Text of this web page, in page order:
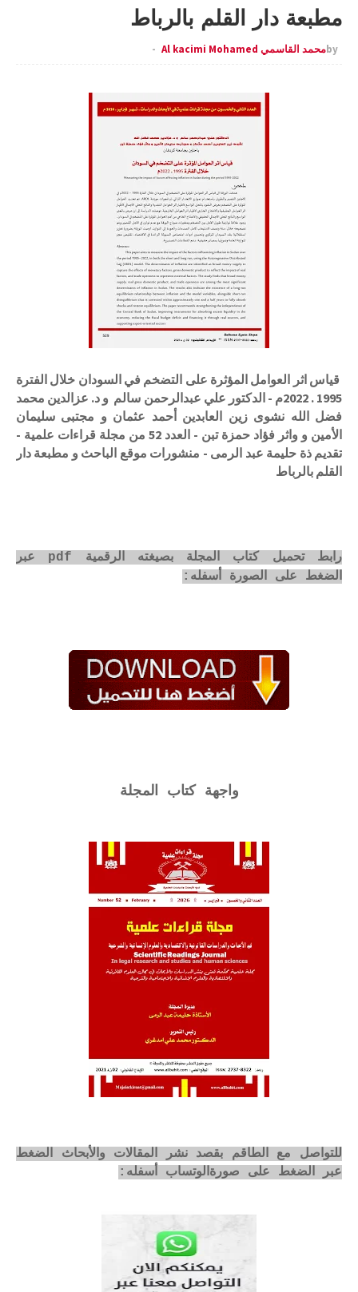
مطبعة دار القلم بالرباط
byمحمد القاسمي Al kacimi Mohamed
قياس اثر العوامل المؤثرة على التضخم في السودان خلال الفترة
1995 . 2022م - الدكتور علي عبدالرحمن سالم و د. عزالدين محمد
فضل الله نشوى زين العابدين أحمد عثمان و مجتبى سليمان
الأمين و واثر فؤاد حمزة تبن - العدد 52 من مجلة قراءات علمية -
تقديم ذة حليمة عبد الرمى - منشورات موقع الباحث و مطبعة دار
القلم بالرباط
رابط تحميل كتاب المجلة بصيغته الرقمية pdf عبر
الضغط على الصورة أسفله:
واجهة كتاب المجلة
للتواصل مع الطاقم بقصد نشر المقالات والأبحاث الضغط
عبر الضغط على صورةالوتساب أسفله: